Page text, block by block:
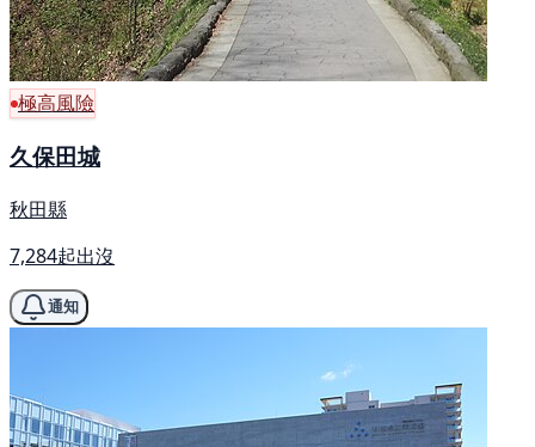
極高風險
久保田城
秋田縣
7,284起出沒
通知